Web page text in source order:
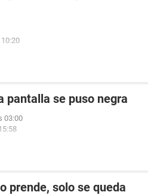
pantalla se puso negra
03:00
prende, solo se queda